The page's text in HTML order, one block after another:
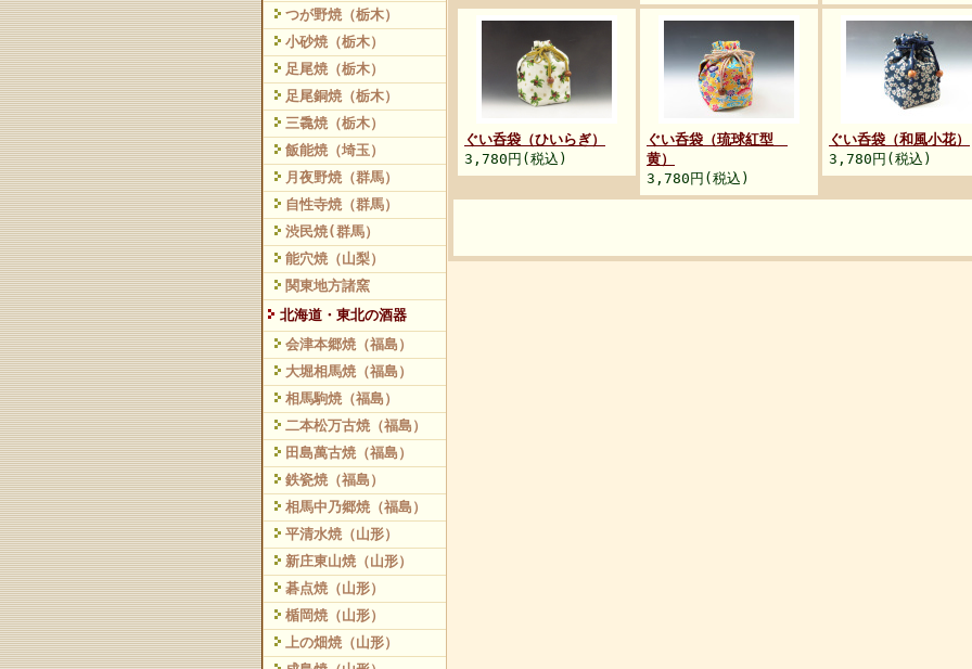
つが野焼（栃木）
小砂焼（栃木）
足尾焼（栃木）
足尾銅焼（栃木）
三毳焼（栃木）
飯能焼（埼玉）
月夜野焼（群馬）
自性寺焼（群馬）
渋民焼(群馬）
能穴焼（山梨）
関東地方諸窯
北海道・東北の酒器
会津本郷焼（福島）
大堀相馬焼（福島）
相馬駒焼（福島）
二本松万古焼（福島）
田島萬古焼（福島）
鉄瓷焼（福島）
相馬中乃郷焼（福島）
平清水焼（山形）
新庄東山焼（山形）
碁点焼（山形）
楯岡焼（山形）
上の畑焼（山形）
ぐい呑袋（ひいらぎ）
3,780円(税込)
ぐい呑袋（琉球紅型
黄）
3,780円(税込)
ぐい呑袋（和風小花）
3,780円(税込)